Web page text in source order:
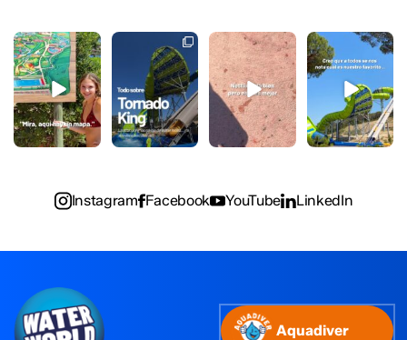
Me conozco
este sitio
mejor que
mi casa
…y ...
Ser único en
Europa hay
que
demostrarlo.
Y aquí...
Pausa esa
serie. El
verano está
fuera.
No sé...
Oh Tornado
King…
141 1
Instagram Facebook YouTube LinkedIn
Aquadiver